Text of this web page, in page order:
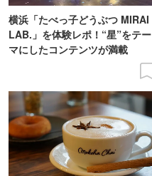
横浜「たべっ子どうぶつ MIRAI
LAB.」を体験レポ！“星”をテー
マにしたコンテンツが満載